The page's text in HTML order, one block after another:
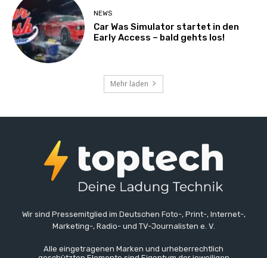
NEWS
Car Was Simulator startet in den
Early Access – bald gehts los!
Mehr laden
Wir sind Pressemitglied im Deutschen Foto-, Print-, Internet-,
Marketing-, Radio- und TV-Journalisten e. V.
Alle eingetragenen Marken und urheberrechtlich